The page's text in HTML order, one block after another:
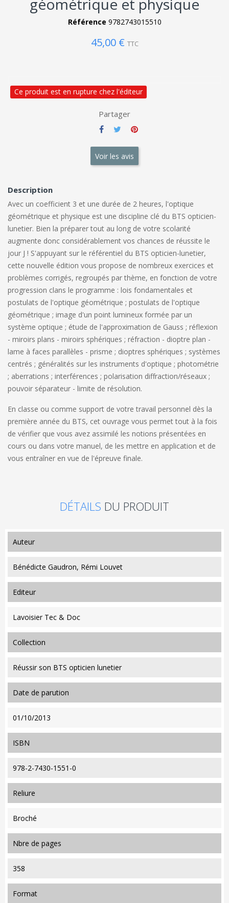
géométrique et physique
Référence 9782743015510
45,00 € TTC
Ce produit est en rupture chez l'éditeur
Partager
Voir les avis
Description
Avec un coefficient 3 et une durée de 2 heures, l'optique
géométrique et physique est une discipline clé du BTS opticien-
lunetier. Bien la préparer tout au long de votre scolarité
augmente donc considérablement vos chances de réussite le
jour J ! S'appuyant sur le référentiel du BTS opticien-lunetier,
cette nouvelle édition vous propose de nombreux exercices et
problèmes corrigés, regroupés par thème, en fonction de votre
progression clans le programme : lois fondamentales et
postulats de l'optique géométrique ; postulats de l'optique
géométrique ; image d'un point lumineux formée par un
système optique ; étude de l'approximation de Gauss ; réflexion
- miroirs plans - miroirs sphériques ; réfraction - dioptre plan -
lame à faces parallèles - prisme ; dioptres sphériques ; systèmes
centrés ; généralités sur les instruments d'optique ; photométrie
; aberrations ; interférences ; polarisation diffraction/réseaux ;
pouvoir séparateur - limite de résolution.
En classe ou comme support de votre travail personnel dès la
première année du BTS, cet ouvrage vous permet tout à la fois
de vérifier que vous avez assimilé les notions présentées en
cours ou dans votre manuel, de les mettre en application et de
vous entraîner en vue de l'épreuve finale.
DÉTAILS DU PRODUIT
auteur
Bénédicte Gaudron, Rémi Louvet
editeur
Lavoisier Tec & Doc
collection
Réussir son BTS opticien lunetier
date de parution
01/10/2013
ISBN
978-2-7430-1551-0
reliure
Broché
nbre de pages
358
format